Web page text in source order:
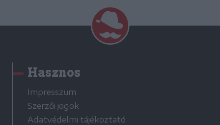
Hasznos
Impresszum
Szerzői jogok
Adatvédelmi tájékoztató